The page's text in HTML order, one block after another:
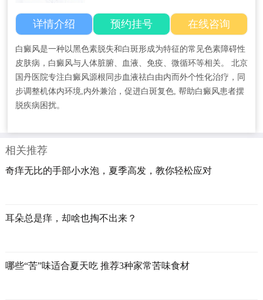
详情介绍 预约挂号 在线咨询
白癜风是一种以黑色素脱失和白斑形成为特征的常见色素障碍性
皮肤病，白癜风与人体脏腑、血液、免疫、微循环等相关。 北京
国丹医院专注白癜风源根同步血液祛白由内而外个性化治疗，同
步调整机体内环境,内外兼治，促进白斑复色, 帮助白癜风患者摆
脱疾病困扰。
相关推荐
奇痒无比的手部小水泡，夏季高发，教你轻松应对
耳朵总是痒，却啥也掏不出来？
哪些“苦”味适合夏天吃 推荐3种家常苦味食材